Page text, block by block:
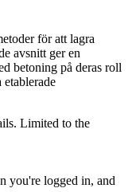
för att lagra
avsnitt ger en
betoning på deras roll
Limited to the
you're logged in, and